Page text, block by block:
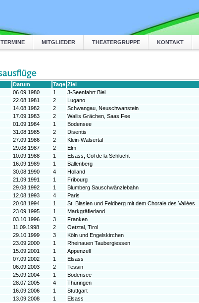
TERMINE MITGLIEDER THEATERGRUPPE KONTAKT
Datum Tage Ziel
06.09.1980 1
3-Seenfahrt Biel
22.08.1981 2
Lugano
14.08.1982 2
Schwangau, Neuschwanstein
17.09.1983 2
Wallis Grächen, Saas Fee
01.09.1984 1
Bodensee
31.08.1985 2
Disentis
27.09.1986 2
Klein-Walsertal
29.08.1987 2
Elm
10.09.1988 1
Elsass, Col de la Schlucht
16.09.1989 1
Ballenberg
30.08.1990 4
Holland
21.09.1991 1
Fribourg
29.08.1992 1
Blumberg Sauschwänzlebahn
12.08.1993 4
Paris
20.08.1994 1
St. Blasien und Feldberg mit dem Chorale des Vallées
23.09.1995 1
Markgräflerland
03.10.1996 3
Franken
11.09.1998 2
Oetztal, Tirol
29.10.1999 3
Köln und Engelskirchen
23.09.2000 1
Rheinauen Taubergiessen
15.09.2001 1
Appenzell
07.09.2002 1
Elsass
06.09.2003 2
Tessin
25.09.2004 1
Bodensee
28.07.2005 4
Thüringen
16.09.2006 1
Stuttgart
13.09.2008 1
Elsass